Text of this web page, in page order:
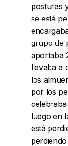
posturas
se está
grupo de
aportaba
llevaba a
los
por los
luego en
está